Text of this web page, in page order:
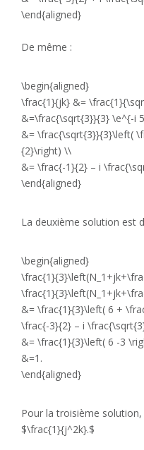
\end{aligned}
De même :
\begin{aligned}
\frac{1}{jk} &=
&=\frac{\sqrt{3}}{3} \e^{-i
&= \frac{\sqrt{3}}{3}\left(
{2}\right) \\
&= \frac{-1}{2} – i
\end{aligned}
La deuxième solution est
\begin{aligned}
&= \frac{1}{3}\left( 6 +
\frac{-3}{2} – i
&= \frac{1}{3}\left( 6 -3
&=1.
\end{aligned}
Pour la troisième
$\frac{1}{j^2k}.$